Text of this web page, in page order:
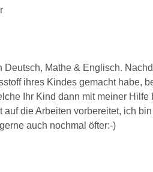
Deutsch, Mathe & Englisch.
ihres Kindes gemacht habe,
Ihr Kind dann mit meiner Hilfe
die Arbeiten vorbereitet, ich bin
auch nochmal öfter:-)